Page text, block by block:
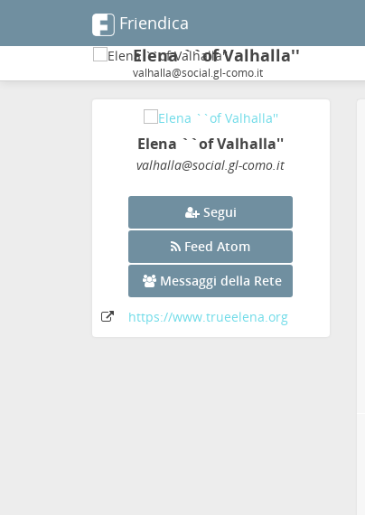
Friendica
Elena ``of Valhalla''
valhalla@social.gl-como.it
Elena ``of Valhalla''
valhalla@social.gl-como.it
Segui
Feed Atom
Messaggi della Rete
https://www.trueelena.org